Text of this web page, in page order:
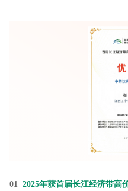
01 2025年获首届长江经济带高